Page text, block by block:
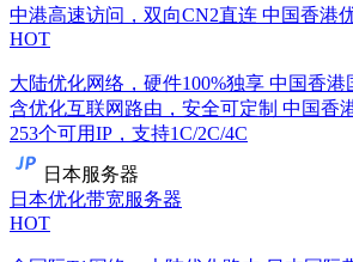
中港高速访问，双向CN2直连 中国香港
HOT
大陆优化网络，硬件100%独享 中国香港
含优化互联网路由，安全可定制 中国香
253个可用IP，支持1C/2C/4C
日本服务器
日本优化带宽服务器
HOT